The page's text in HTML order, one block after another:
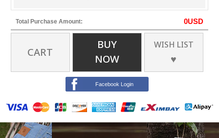
Total Purchase Amount: 0USD
CART
BUY
NOW
WISH LIST
♥
Facebook Login